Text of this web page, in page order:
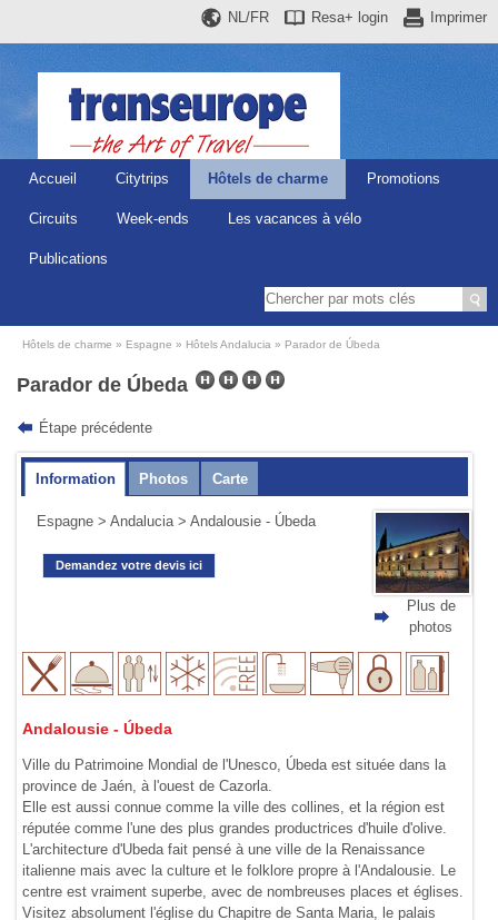
Imprimer
Resa+ login
NL/FR
Accueil Citytrips Hôtels de charme Promotions
Circuits Week-ends Les vacances à vélo
Publications
Hôtels de charme Espagne Hôtels Andalucia Parador de Úbeda
Parador de Úbeda
Étape précédente
Information Photos Carte
Espagne >Andalucia> Andalousie - Úbeda
Demandez votre devis ici
Plus de
photos
Andalousie - Úbeda
Ville du Patrimoine Mondial de l'Unesco, Úbeda est située dans la
province de Jaén, à l'ouest de Cazorla.
Elle est aussi connue comme la ville des collines, et la région est
réputée comme l'une des plus grandes productrices d'huile d'olive.
L'architecture d'Ubeda fait pensé à une ville de la Renaissance
italienne mais avec la culture et le folklore propre à l'Andalousie. Le
centre est vraiment superbe, avec de nombreuses places et églises.
Visitez absolument l'église du Chapitre de Santa Maria, le palais